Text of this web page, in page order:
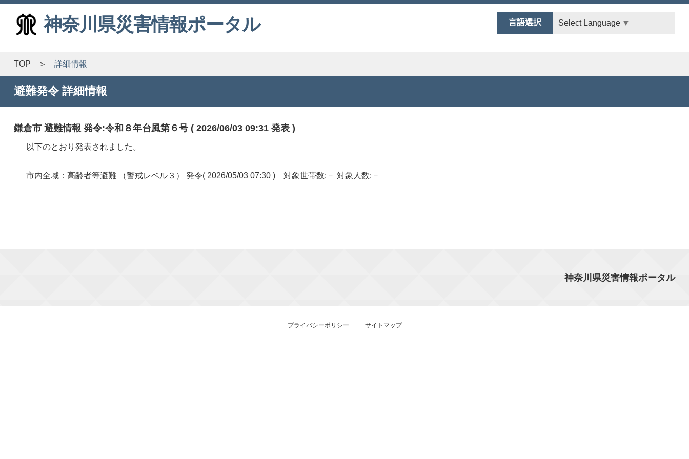
言語選択 Select Language ▼
神奈川県災害情報ポータル
TOP 詳細情報
避難発令 詳細情報
鎌倉市 避難情報 発令:令和８年台風第６号 ( 2026/06/03 09:31 発表 )
以下のとおり発表されました。
市内全域：高齢者等避難 （警戒レベル３） 発令( 2026/05/03 07:30 ) 対象世帯数:－ 対象人数:－
神奈川県災害情報ポータル
プライバシーポリシー サイトマップ